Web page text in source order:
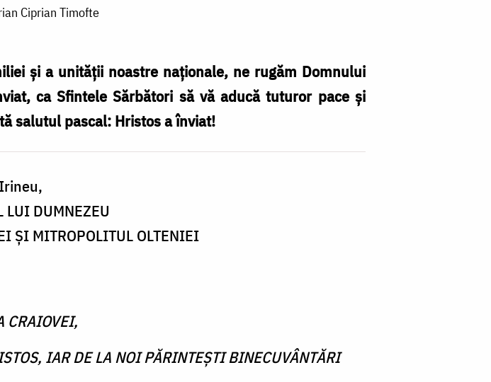
Ciprian Timofte
şi a unităţii noastre naţionale, ne rugăm Domnului
ca Sfintele Sărbători să vă aducă tuturor pace şi
salutul pascal: Hristos a înviat!
LUI DUMNEZEU
ŞI MITROPOLITUL OLTENIEI
CRAIOVEI,
IAR DE LA NOI PĂRINTEŞTI BINECUVÂNTĂRI